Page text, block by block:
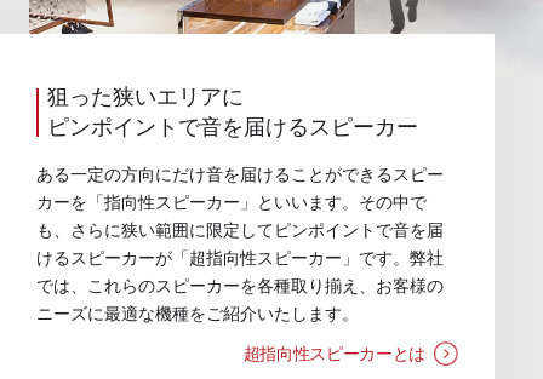
狙った狭いエリアに
ピンポイントで音を届けるスピーカー
ある一定の方向にだけ音を届けることができるスピー
カーを「指向性スピーカー」といいます。その中で
も、さらに狭い範囲に限定してピンポイントで音を届
けるスピーカーが「超指向性スピーカー」です。弊社
では、これらのスピーカーを各種取り揃え、お客様の
ニーズに最適な機種をご紹介いたします。
超指向性スピーカーとは